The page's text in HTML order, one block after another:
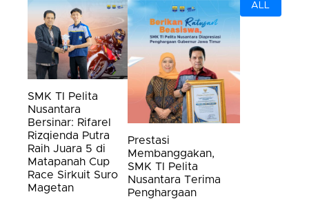
SMK TI Pelita
Nusantara
Bersinar: Rifarel
Rizqienda Putra
Raih Juara 5 di
Matapanah Cup
Race Sirkuit Suro
Magetan
Prestasi
Membanggakan,
SMK TI Pelita
Nusantara Terima
Penghargaan
ALL